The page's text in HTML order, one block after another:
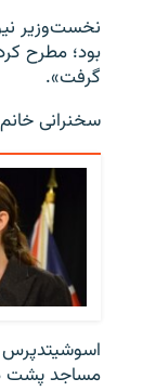
نخست‌وزیر
بود؛ مطرح
گرفت».
سخنرانی
اسوشیتدپرس
مساجد پشت